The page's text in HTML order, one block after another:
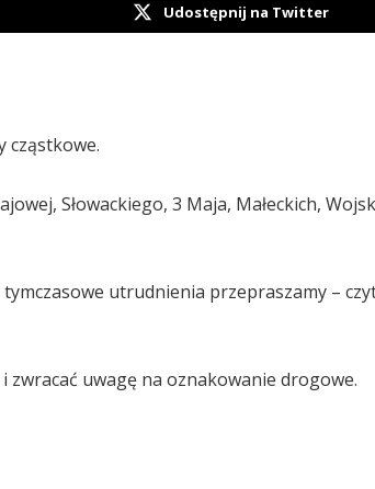
Udostępnij na Twitter
cząstkowe.
Słowackiego, 3 Maja, Małeckich,
utrudnienia przepraszamy –
zwracać uwagę na oznakowanie drogowe.